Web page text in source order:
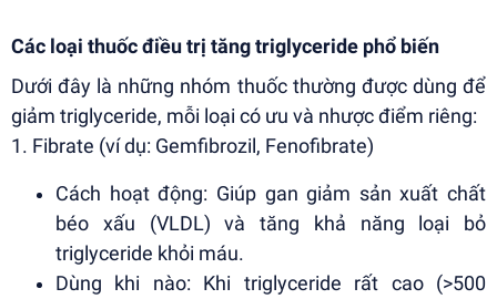
Các loại thuốc điều trị tăng triglyceride phổ biến
Dưới đây là những nhóm thuốc thường được dùng để
giảm triglyceride, mỗi loại có ưu và nhược điểm riêng:
1. Fibrate (ví dụ: Gemfibrozil, Fenofibrate)
Cách hoạt động: Giúp gan giảm sản xuất chất
béo xấu (VLDL) và tăng khả năng loại bỏ
triglyceride khỏi máu.
Dùng khi nào: Khi triglyceride rất cao (>500